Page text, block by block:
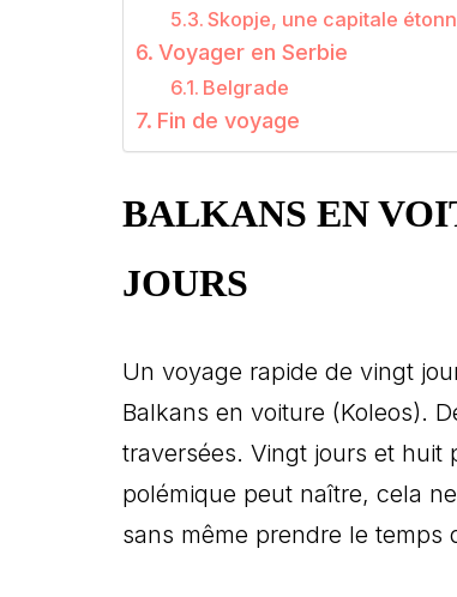
Skopje, une capitale
Voyager en Serbie
Belgrade
Fin de voyage
BALKANS EN
JOURS
Un voyage rapide de vingt
Balkans en voiture (Koleos).
traversées. Vingt jours et huit
polémique peut naître, cela
sans même prendre le temps